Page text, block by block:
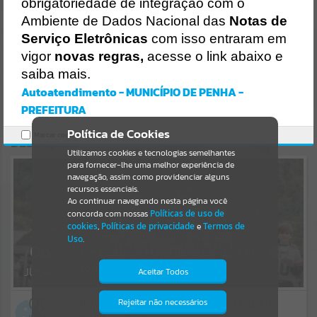
Resultados para""
Portais
Por favor, aguarde...
NOTÍCIAS
Por favor, aguarde...
SUBPORTAIS
Por favor, aguarde...
Por favor, aguarde...
DESTAQUES
06
JULHO
torneio de base em Ilhota
06
Penha conquista 20 medalhas na Copa do
Política de Cookies
Utilizamos cookies e tecnologias semelhantes
para fornecer-lhe uma melhor experiência de
navegação, assim como providenciar alguns
recursos essenciais.
Ao continuar navegando nesta página você
concorda com nossas Políticas de uso de
cookies, Políticas de privacidadeeTermos de
Uso.
Aceitar Todos
Rejeitar não necessários
Isto significa que diversos recursos
obrigatoriedade de integração com o
Ambiente de Dados Nacional das Notas de
Serviço Eletrônicas com isso entraram em
vigor novas regras, acesse o link abaixo e
saiba mais.
Autoatendimento - MUNICÍPIO DE PENHA -
PREFEITURA
Marcar como lido.
https://penha.atende.net/cidadao/noticia/praia-da-armacao-
recebe-torneio-de-pesca-cacao-viola-neste-domingo-
0706/static/bundle/wpo_index_2_base_l2_portal_editores_sync_5
6998420b9d592b2dbd4b7f2410a60bf.js?v=c9751bb2:47
Verificar Mais Detalhes